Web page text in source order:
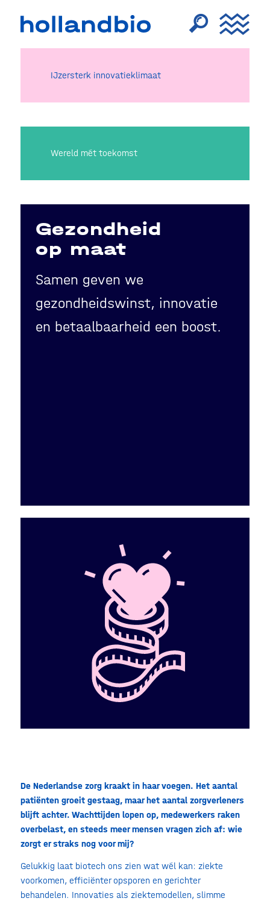
IJzersterk innovatieklimaat
Wereld mét toekomst
Gezondheid
op maat
Samen geven we
gezondheidswinst, innovatie
en betaalbaarheid een boost.
De Nederlandse zorg kraakt in haar voegen. Het aantal
patiënten groeit gestaag, maar het aantal zorgverleners
blijft achter. Wachttijden lopen op, medewerkers raken
overbelast, en steeds meer mensen vragen zich af: wie
zorgt er straks nog voor mij?
Gelukkig laat biotech ons zien wat wél kan: ziekte
voorkomen, efficiënter opsporen en gerichter
behandelen. Innovaties als ziektemodellen, slimme